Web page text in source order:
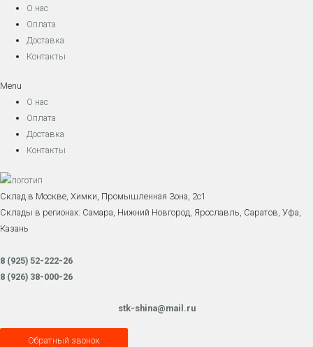
О нас
Оплата
Доставка
Контакты
Menu
О нас
Оплата
Доставка
Контакты
Склад в Москве, Химки, Промышленная Зона, 2с1
Склады в регионах: Самара, Нижний Новгород, Ярославль, Саратов, Уфа,
Казань
8 (925) 52-222-26
8 (926) 38-000-26
stk-shina@mail.ru
Обратный звонок